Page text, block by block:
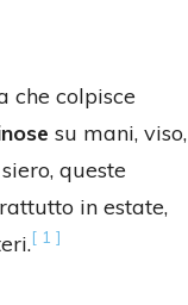
che colpisce
su mani, viso,
queste
in estate,
[ 1 ]